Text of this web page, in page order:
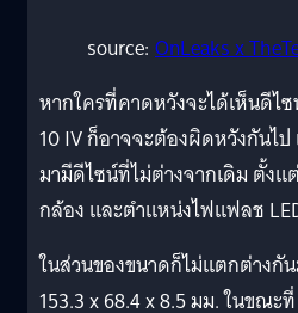
source: OnLeaks x
หากใครที่คาดหวังจะได้เห็นดีไ
10 IV ก็อาจจะต้องผิดหวังกันไ
มามีดีไซน์ที่ไม่ต่างจากเดิม ตั้ง
กล้อง และตำแหน่งไฟแฟลช
ในส่วนของขนาดก็ไม่แตกต่างกั
153.3 x 68.4 x 8.5 มม. ในขณะ